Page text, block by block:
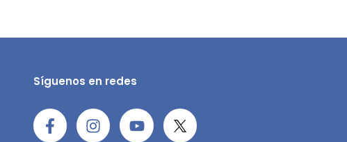
Síguenos en redes